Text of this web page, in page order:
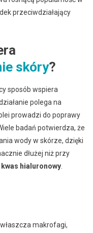
przeciwdziałający
skóry?
sposób wspiera
polega na
prowadzi do poprawy
badań potwierdza, że
wody w skórze, dzięki
dłużej niż przy
kwas hialuronowy.
makrofagi,